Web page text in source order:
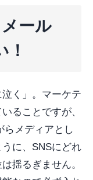
ール
泣く」。マーケテ
ることですが、
らメディアとし
に、SNSにどれ
揺るぎません。